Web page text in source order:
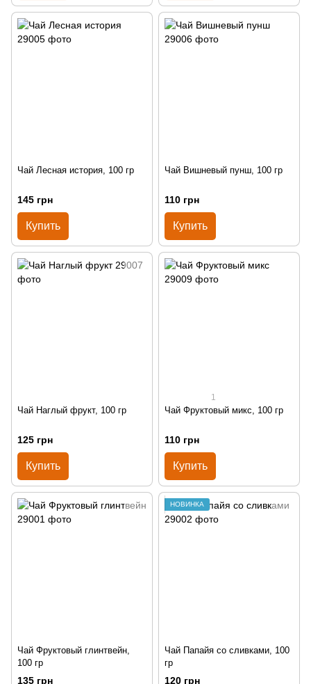
Чай Лесная история, 100 гр
145 грн
Купить
Чай Вишневый пунш, 100 гр
110 грн
Купить
Чай Наглый фрукт, 100 гр
125 грн
Купить
1
Чай Фруктовый микс, 100 гр
110 грн
Купить
Чай Фруктовый глинтвейн,
100 гр
135 грн
НОВИНКА
Чай Папайя со сливками, 100
гр
120 грн